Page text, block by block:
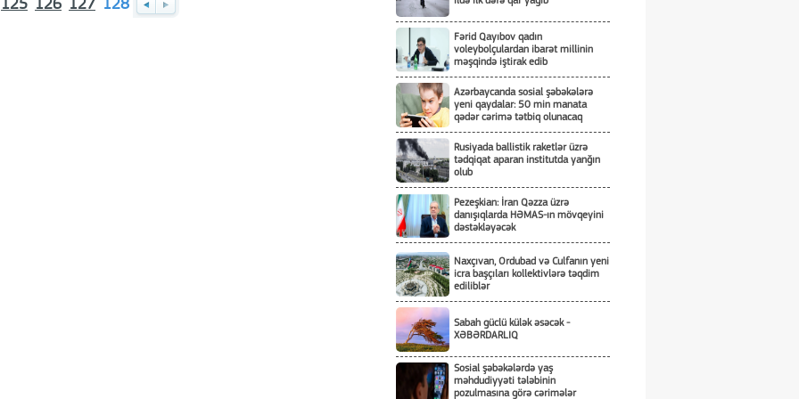
125 126 127 128
Fərid Qayıbov qadın
voleybolçulardan ibarət millinin
məşqində iştirak edib
Azərbaycanda sosial şəbəkələrə
yeni qaydalar: 50 min manata
qədər cərimə tətbiq olunacaq
Rusiyada ballistik raketlər üzrə
tədqiqat aparan institutda yanğın
olub
Pezeşkian: İran Qəzza üzrə
danışıqlarda HƏMAS-ın mövqeyini
dəstəkləyəcək
Naxçıvan, Ordubad və Culfanın yeni
icra başçıları kollektivlərə təqdim
ediliblər
Sabah güclü külək əsəcək -
XƏBƏRDARLIQ
Sosial şəbəkələrdə yaş
məhdudiyyəti tələbinin
pozulmasına görə cərimələr